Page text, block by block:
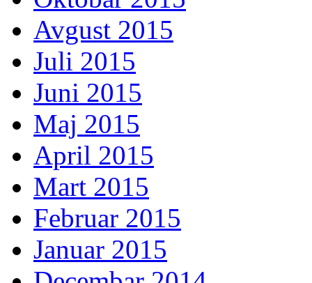
Avgust 2015
Juli 2015
Juni 2015
Maj 2015
April 2015
Mart 2015
Februar 2015
Januar 2015